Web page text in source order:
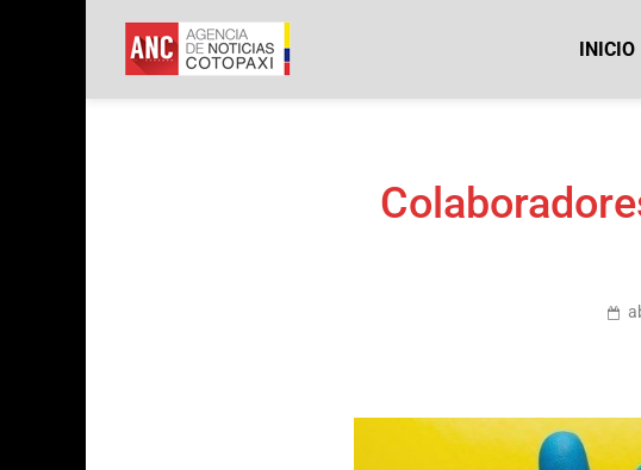
Agencia de Noticias Cotopaxi
INICIO